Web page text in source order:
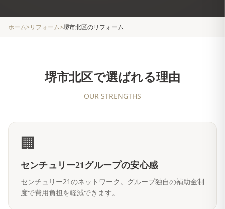
ホーム> リフォーム>堺市北区のリフォーム
堺市北区で選ばれる理由
OUR STRENGTHS
🏢
センチュリー21グループの安心感
センチュリー21のネットワーク。グループ独自の補助金制
度で費用負担を軽減できます。